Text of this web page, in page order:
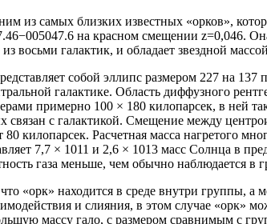
из самых близких известных «орков»,
на красном смещении z=0,046.
восьми галактик, и обладает звездной
собой эллипс размером 227 на 137
галактике. Область диффузного
примерно 100 × 180 килопарсек, в ней
связан с галактикой. Смещение между
80 килопарсек. Расчетная масса нагретого
7,7 × 1011 и 2,6 × 1013 масс Солнца в
газа меньше, чем обычно наблюдается в
«орк» находится в среде внутри группы, а
и слияния, в этом случае «орк»
массу гало, с размером сравнимым с